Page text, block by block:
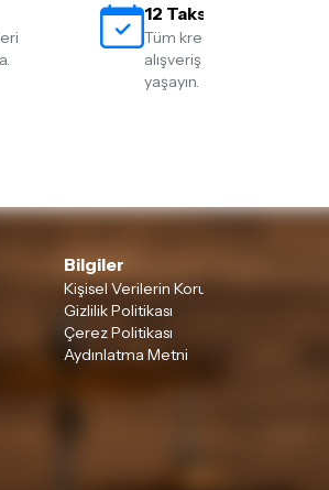
12 Taksit İmkanı
Tüm kredi kartlarına 12
alışveriş yapmanın
yaşayın.
Bilgiler
Kişisel Verilerin Korunması
Gizlilik Politikası
Çerez Politikası
Aydınlatma Metni